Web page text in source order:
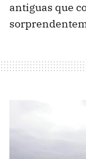
antiguas que